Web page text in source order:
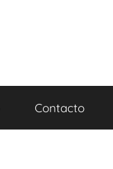
Contacto